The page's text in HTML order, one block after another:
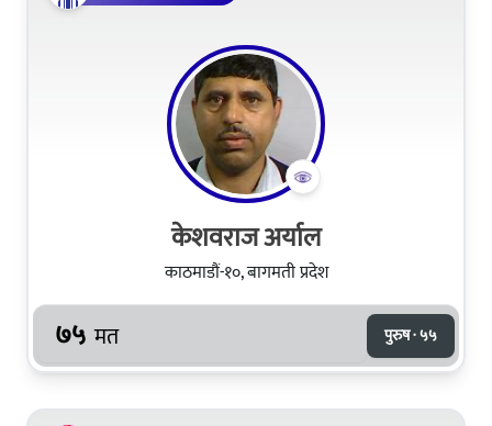
केशवराज अर्याल
काठमाडौं-१०, बागमती प्रदेश
७५ मत पुरुष · ५५